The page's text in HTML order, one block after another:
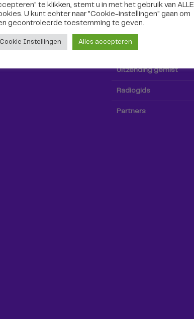
Tilburg niet alleen hier,
social media!
Kijk tv
Radio
TV-gids
Uitzending gemist
Radiogids
Partners
te klikken, stemt u in met het gebruik van ALLE
U kunt echter naar "Cookie-instellingen" gaan om
​​gecontroleerde toestemming te geven.
Cookie Instellingen Alles accepteren